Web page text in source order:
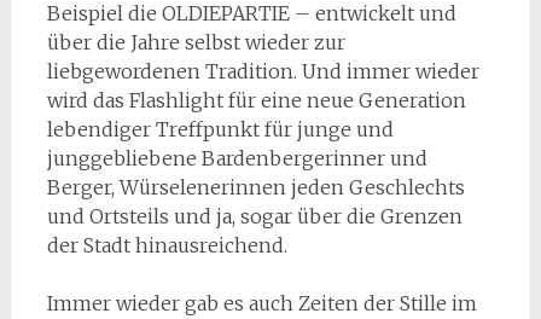
Beispiel die OLDIEPARTIE – entwickelt und
über die Jahre selbst wieder zur
liebgewordenen Tradition. Und immer wieder
wird das Flashlight für eine neue Generation
lebendiger Treffpunkt für junge und
junggebliebene Bardenbergerinner und
Berger, Würselenerinnen jeden Geschlechts
und Ortsteils und ja, sogar über die Grenzen
der Stadt hinausreichend.
Immer wieder gab es auch Zeiten der Stille im